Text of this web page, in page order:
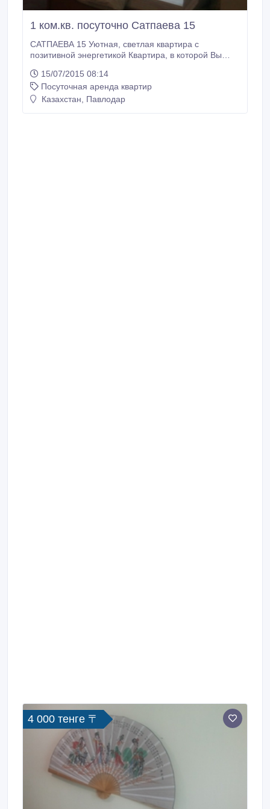
1 ком.кв. посуточно Сатпаева 15
САТПАЕВА 15 Уютная, светлая квартира с
позитивной энергетикой Квартира, в которой Вы
силы; квартира, в которой Вам будет приятно и
спокойно! Расположена в самом центре города на
пересечении улиц Сатпаева и Торайгырова, в
15/07/2015 08:14
Посуточная аренда квартир
Казахстан, Павлодар
4 000 тенге 〒